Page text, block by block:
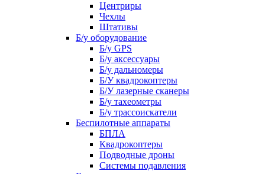
Центриры
Чехлы
Штативы
Б/у оборудование
Б/у GPS
Б/у аксессуары
Б/у дальномеры
Б/У квадрокоптеры
Б/У лазерные сканеры
Б/у тахеометры
Б/у трассоискатели
Беспилотные аппараты
БПЛА
Квадрокоптеры
Подводные дроны
Системы подавления